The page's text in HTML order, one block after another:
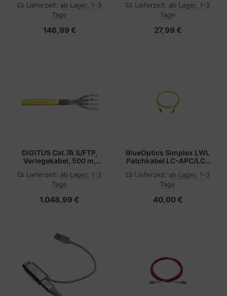
DAC QSFP28
SC282801L5M26
Lieferzeit: ab Lager, 1-3
Tage
146,99 €
Lieferzeit: ab Lager, 1-3
Tage
27,99 €
DIGITUS Cat.7A S/FTP,
Verlegekabel, 500 m,
Lieferzeit: ab Lager, 1-3
Tage
1.048,99 €
BlueOptics Simplex LWL
Patchkabel LC-APC/LC-
Meter
Lieferzeit: ab Lager, 1-3
Tage
40,00 €